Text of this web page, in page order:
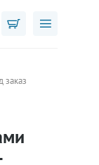
заказ